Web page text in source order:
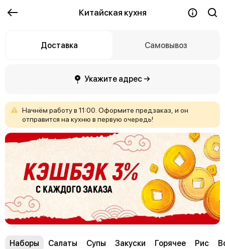
Китайская кухня
Доставка Самовывоз
Укажите адрес →
Начнём работув 11:00. Оформите предзаказ, и он
отправится на кухню в первую очередь!
Наборы Салаты Супы Закуски Горячее Рис